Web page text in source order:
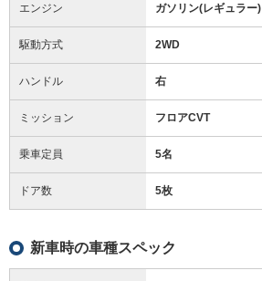
エンジン ガソリン(レギュラー)
駆動方式 2WD
ハンドル 右
ミッション フロアCVT
乗車定員 5名
ドア数 5枚
新車時の車種スペック